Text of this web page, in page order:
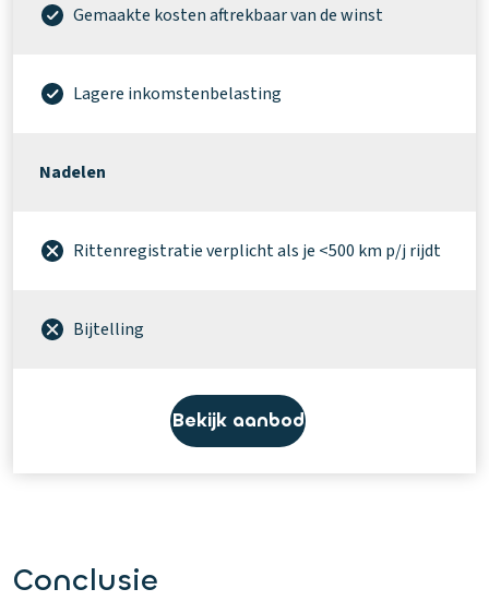
Gemaakte kosten aftrekbaar van de winst
Lagere inkomstenbelasting
Nadelen
Rittenregistratie verplicht als je <500 km p/j rijdt
Bijtelling
Bekijk aanbod
Conclusie